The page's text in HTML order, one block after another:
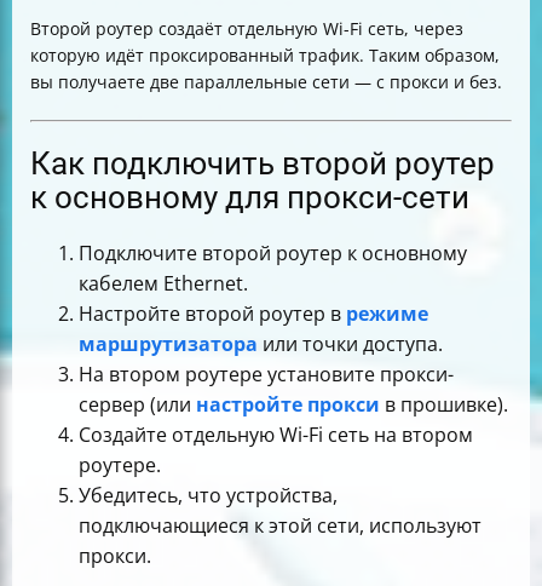
Второй роутер создаёт отдельную Wi-Fi сеть, через
которую идёт проксированный трафик. Таким образом,
вы получаете две параллельные сети — с прокси и без.
Как подключить второй роутер
к основному для прокси-сети
Подключите второй роутер к основному
кабелем Ethernet.
Настройте второй роутер в режиме
маршрутизатора или точки доступа.
На втором роутере установите прокси-
сервер (или настройте прокси в прошивке).
Создайте отдельную Wi-Fi сеть на втором
роутере.
Убедитесь, что устройства,
подключающиеся к этой сети, используют
прокси.